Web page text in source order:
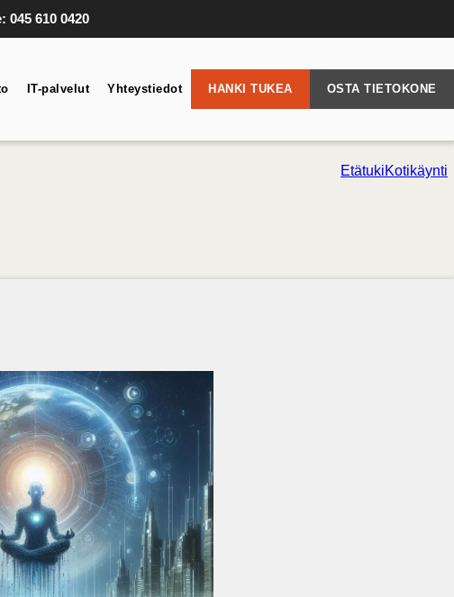
045 610 0420
IT-palvelut Yhteystiedot HANKI TUKEA OSTA TIETOKONE
EtätukiKotikäynti